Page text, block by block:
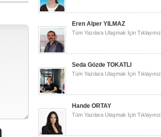
Eren Alper YILMAZ
Tüm Yazılara Ulaşmak İçin Tıklayınız.
Seda Gözde TOKATLI
Tüm Yazılara Ulaşmak İçin Tıklayınız.
Hande ORTAY
Tüm Yazılara Ulaşmak İçin Tıklayınız.